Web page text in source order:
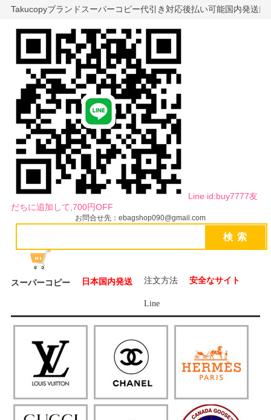
Takucopyブランドスーパーコピー代引き対応後払い可能国内発送
Line id:buy7777友
だちに追加して,700円OFF
お問合せ先：ebagshop090@gmail.com
スーパーコピー 日本国内発送 注文方法 安全なサイト
Line